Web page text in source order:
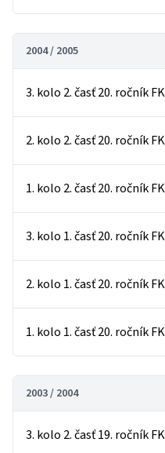
2004 / 2005
3. kolo 2. časť 20. ročník
2. kolo 2. časť 20. ročník
1. kolo 2. časť 20. ročník
3. kolo 1. časť 20. ročník
2. kolo 1. časť 20. ročník
1. kolo 1. časť 20. ročník
2003 / 2004
3. kolo 2. časť 19. ročník